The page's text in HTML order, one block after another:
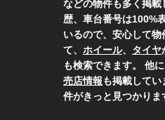
などの物件も多く掲
歴、車台番号は100%
いるので、安心して
て、 ホイール、 タイヤ
も検索できます。 他
売店情報も掲載して
件がきっと見つかりま